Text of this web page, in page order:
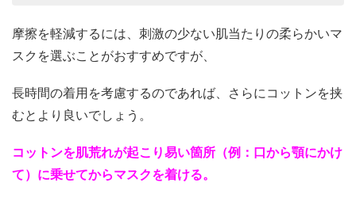
摩擦を軽減するには、刺激の少ない肌当たりの柔らかいマ
スクを選ぶことがおすすめですが、
長時間の着用を考慮するのであれば、さらにコットンを挟
むとより良いでしょう。
コットンを肌荒れが起こり易い箇所（例：口から顎にかけ
て）に乗せてからマスクを着ける。